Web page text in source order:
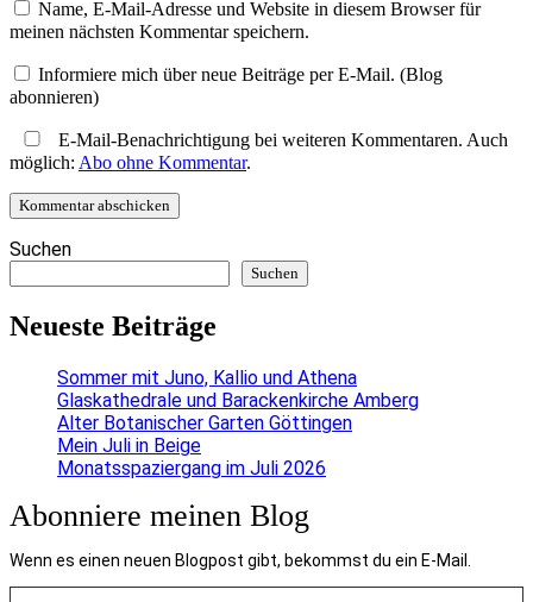
Name, E-Mail-Adresse und Website in diesem Browser für
meinen nächsten Kommentar speichern.
Informiere mich über neue Beiträge per E-Mail. (Blog
abonnieren)
E-Mail-Benachrichtigung bei weiteren Kommentaren. Auch
möglich: Abo ohne Kommentar.
Suchen
Suchen
Neueste Beiträge
Sommer mit Juno, Kallio und Athena
Glaskathedrale und Barackenkirche Amberg
Alter Botanischer Garten Göttingen
Mein Juli in Beige
Monatsspaziergang im Juli 2026
Abonniere meinen Blog
Wenn es einen neuen Blogpost gibt, bekommst du ein E-Mail.